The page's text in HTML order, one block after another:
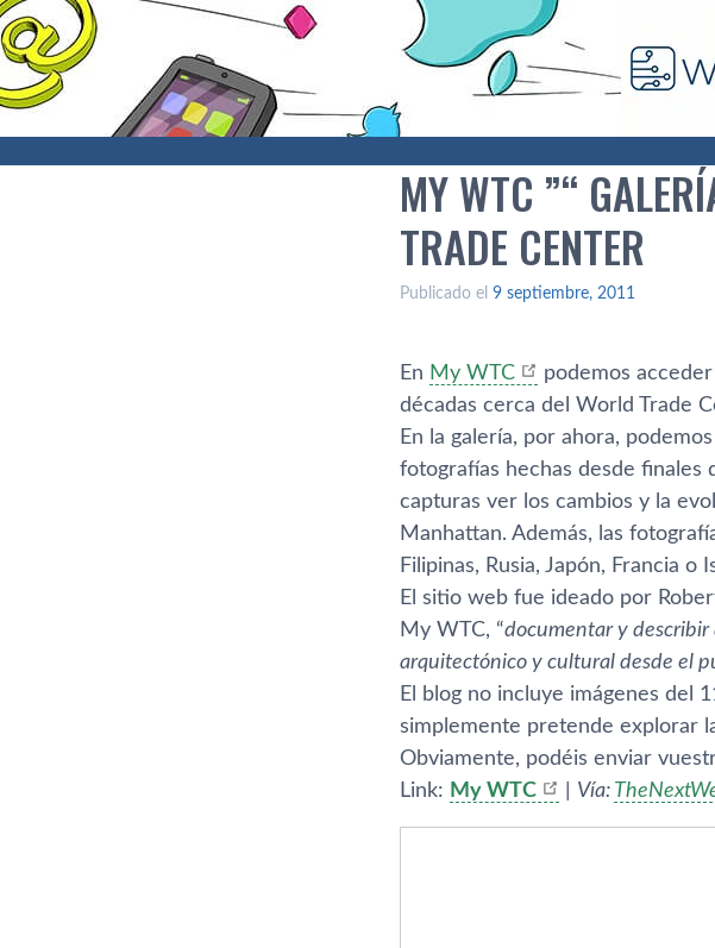
MY WTC ”“
TRADE CENTER
Publicado el 9 septiembre, 2011
En My WTC
podemos
décadas cerca del World Trade
En la galerí­a, por ahora,
fotografí­as hechas desde finales
capturas ver los cambios y la
Manhattan. Además, las
Filipinas, Rusia, Japón, Francia o
El sitio web fue ideado por
My WTC, “documentar y describir
arquitectónico y cultural desde el
El blog no incluye imágenes del
simplemente pretende explorar
Obviamente, podéis enviar
Link: My WTC Ví­a: